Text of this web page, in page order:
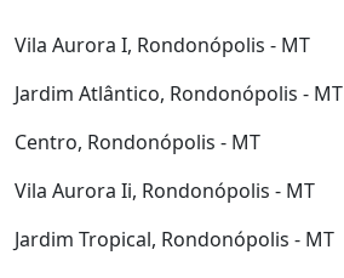
Vila Aurora I, Rondonópolis - MT
Jardim Atlântico, Rondonópolis - MT
Centro, Rondonópolis - MT
Vila Aurora Ii, Rondonópolis - MT
Jardim Tropical, Rondonópolis - MT